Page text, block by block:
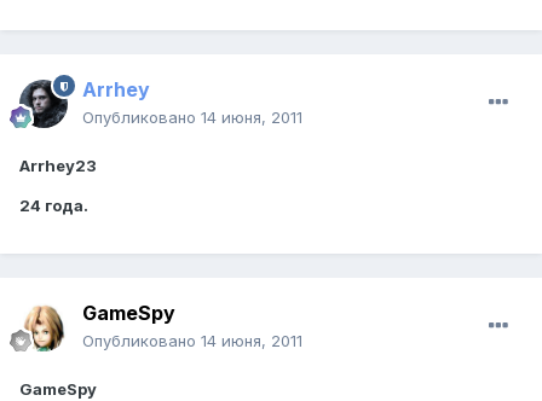
Arrhey
Опубликовано 14 июня, 2011
Arrhey23
24 года.
GameSpy
Опубликовано 14 июня, 2011
GameSpy